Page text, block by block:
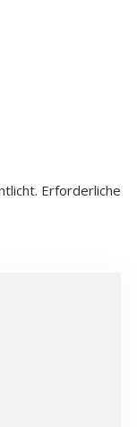
Erforderliche